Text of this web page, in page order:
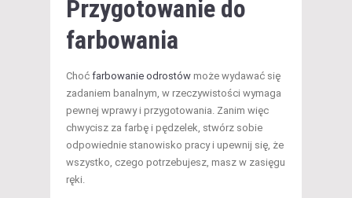
Przygotowanie do
farbowania
Choć farbowanie odrostów może wydawać się
zadaniem banalnym, w rzeczywistości wymaga
pewnej wprawy i przygotowania. Zanim więc
chwycisz za farbę i pędzelek, stwórz sobie
odpowiednie stanowisko pracy i upewnij się, że
wszystko, czego potrzebujesz, masz w zasięgu
ręki.